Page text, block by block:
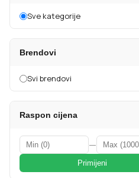
Sve kategorije
Brendovi
Svi brendovi
Raspon cijena
—
Primijeni